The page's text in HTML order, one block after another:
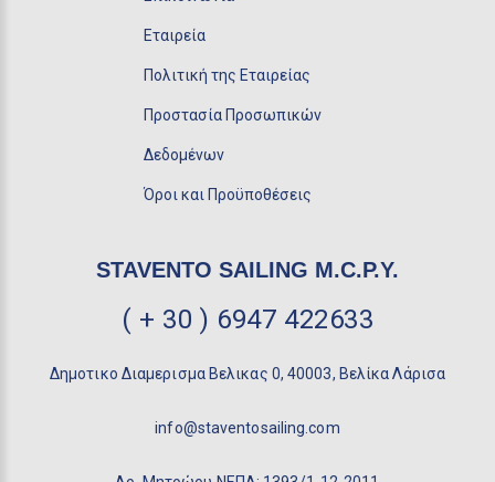
Εταιρεία
Πολιτική της Εταιρείας
Προστασία Προσωπικών
Δεδομένων
Όροι και Προϋποθέσεις
STAVENTO SAILING M.C.P.Y.
( + 30 ) 6947 422633
Δημοτικο Διαμερισμα Βελικας 0, 40003, Βελίκα Λάρισα
info@staventosailing.com